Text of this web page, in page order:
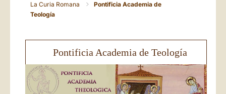
La Curia Romana
Pontificia Academia de
Teología
Pontificia Academia de Teología